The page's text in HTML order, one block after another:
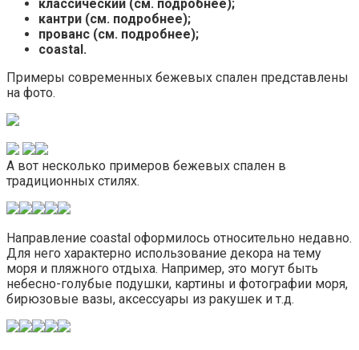
классический (см. подробнее);
кантри (см. подробнее);
прованс (см. подробнее);
coastal.
Примеры современных бежевых спален представлены
на фото.
А вот несколько примеров бежевых спален в
традиционных стилях.
Направление coastal оформилось относительно недавно.
Для него характерно использование декора на тему
моря и пляжного отдыха. Например, это могут быть
небесно-голубые подушки, картины и фотографии моря,
бирюзовые вазы, аксессуары из ракушек и т.д.